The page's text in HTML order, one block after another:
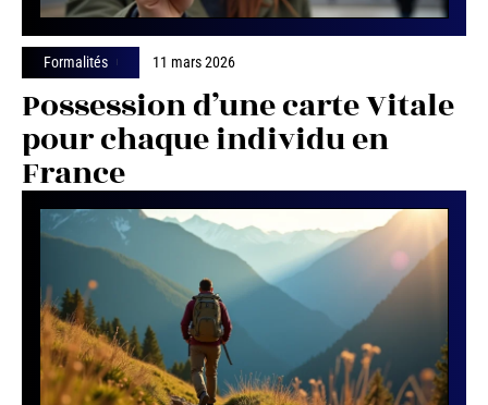
Formalités 11 mars 2026
Possession d’une carte Vitale
pour chaque individu en
France